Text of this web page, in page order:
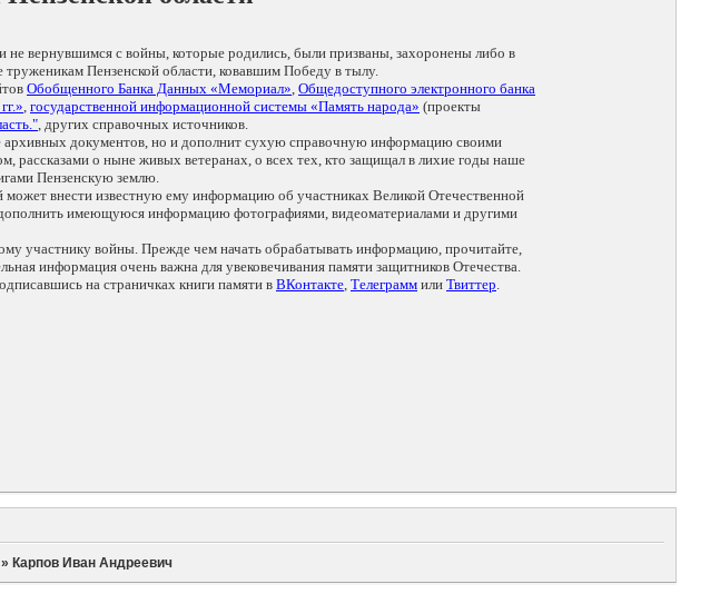
вернувшимся с войны, которые родились, были призваны, захоронены либо в
Пензенской области, ковавшим Победу в тылу.
Обобщенного Банка Данных «Мемориал», Общедоступного электронного банка
, государственной информационной системы «Память народа» (проекты
, других справочных источников.
архивных документов, но и дополнит сухую справочную информацию своими
рассказами о ныне живых ветеранах, о всех тех, кто защищал в лихие годы наше
Пензенскую землю.
внести известную ему информацию об участниках Великой Отечественной
имеющуюся информацию фотографиями, видеоматериалами и другими
участнику войны. Прежде чем начать обрабатывать информацию, прочитайте,
информация очень важна для увековечивания памяти защитников Отечества.
на страничках книги памяти в ВКонтакте, Телеграмм или Твиттер.
» Карпов Иван Андреевич